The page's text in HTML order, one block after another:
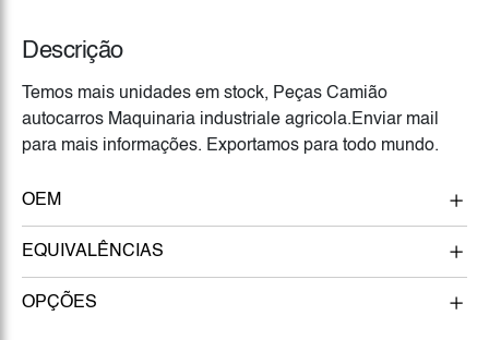
Descrição
Temos mais unidades em stock, Peças Camião
autocarros Maquinaria industriale agricola.Enviar mail
para mais informações. Exportamos para todo mundo.
OEM
EQUIVALÊNCIAS
OPÇÕES